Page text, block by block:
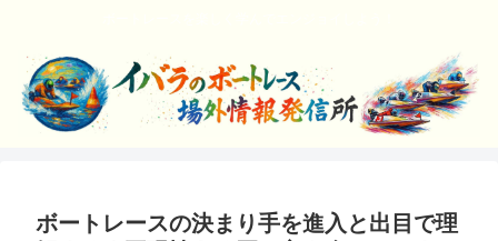
ボートレースの決まり手を進入と出目で理